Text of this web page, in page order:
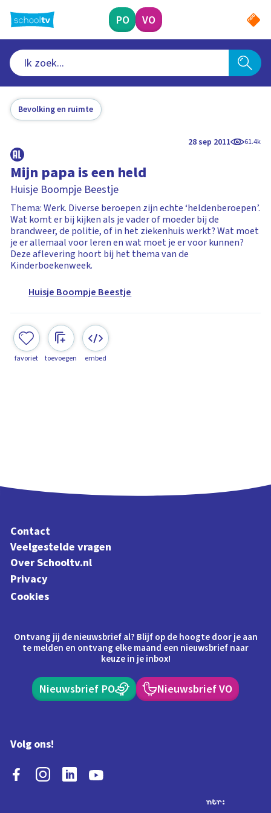
naar
hoofdinhoud
PO VO
Bevolking en ruimte
28 sep 2011 61.4k
Mijn papa is een held
Huisje Boompje Beestje
Thema: Werk. Diverse beroepen zijn echte ‘heldenberoepen’.
Wat komt er bij kijken als je vader of moeder bij de
brandweer, de politie, of in het ziekenhuis werkt? Wat moet
je er allemaal voor leren en wat moet je er voor kunnen?
Deze aflevering hoort bij het thema van de
Kinderboekenweek.
Huisje Boompje Beestje
favoriet toevoegen embed
Contact
Veelgestelde vragen
Over Schooltv.nl
Privacy
Cookies
Ontvang jij de nieuwsbrief al? Blijf op de hoogte door je aan
te melden en ontvang elke maand een nieuwsbrief naar
keuze in je inbox!
Nieuwsbrief PO Nieuwsbrief VO
Volg ons!